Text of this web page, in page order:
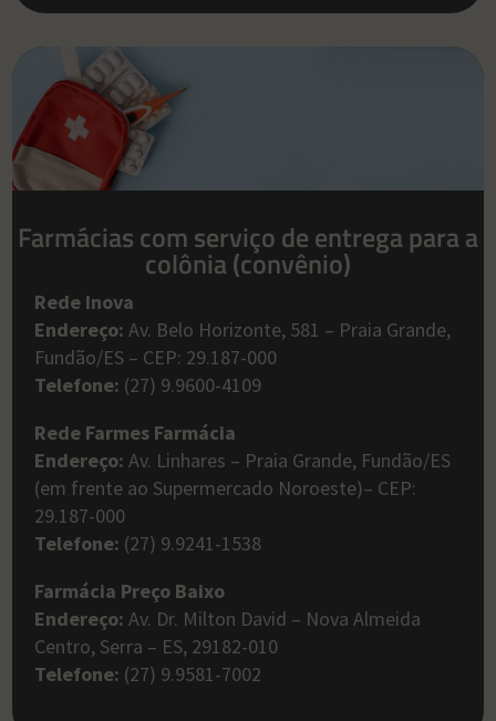
Farmácias com serviço de entrega para a
colônia (convênio)
Rede Inova
Endereço: Av. Belo Horizonte, 581 – Praia Grande,
Fundão/ES – CEP: 29.187-000
Telefone: (27) 9.9600-4109
Rede Farmes Farmácia
Endereço: Av. Linhares – Praia Grande, Fundão/ES
(em frente ao Supermercado Noroeste)– CEP:
29.187-000
Telefone: (27) 9.9241-1538
Farmácia Preço Baixo
Endereço: Av. Dr. Milton David – Nova Almeida
Centro, Serra – ES, 29182-010
Telefone: (27) 9.9581-7002